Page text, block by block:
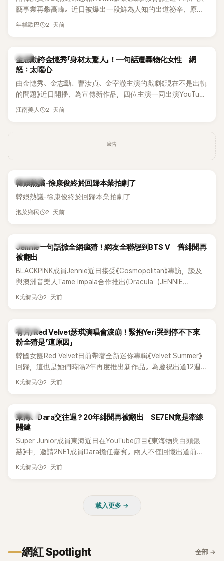
李智惠言語辱罵、動手等爭議，最終團體於 2002 年解散。 團
體解散後，李智惠轉型 solo，靠著綜藝與歌唱實力持續活躍演
藝圈。據悉，她當年能加入 S#arp，也與 李尚敏 的賞識有關。
感情方面，李智惠於 2017 年與圈外男友結婚，婚後育有兩個
目，她經營的 YouTube 頻道也即將突破百萬訂閱，近年內容深
受網友喜愛，再度迎來事業第二春。
藝事業再攀高峰。近日被爆出一段鮮為人知的出道祕辛，原來
他當年差點不是以演員身分出道，而是成為男團偶像的一員。
年糕歐巴 2 天前
韓星
金志勳誇金憓秀「身材太驚人」！一句話遭轟物化女性 網
怒：太噁心
由金憓秀、金志勳、曹汝貞、金宰澈主演的戲劇《現在不是出軌
的問題》近日開播，為宣傳新作品，四位主演一同出演YouTube
節目，不料訪談中的一段發言卻意外掀起爭議。不少網友認
江南美人 2 天前
廣告
熱議討論
韓娛熱議-徐康俊終於回歸本業拍劇了
韓娛熱議-徐康俊終於回歸本業拍劇了
泡菜鄉民 2 天前
K-POP
Jennie一句話掀全網瘋猜！網友全聯想到BTS V 舊緋聞再
被翻出
BLACKPINK成員Jennie近日接受《Cosmopolitan》專訪，談及
與澳洲音樂人Tame Impala合作推出〈Dracula（JENNIE
Remix）〉的幕後故事，沒想到她一句關於「共同朋友」的回答，
K氏鄉民 2 天前
K-POP
有片/Red Velvet瑟琪演唱會淚崩！緊抱Yeri哭到停不下來
粉全猜是「這原因」
韓國女團Red Velvet日前帶著全新迷你專輯《Velvet Summer》
回歸，這也是她們時隔2年再度推出新作品。為慶祝出道12週
年，五位成員也一連舉辦三場粉絲演唱會，與粉絲共同回顧經
K氏鄉民 2 天前
K-POP
東海、Dara交往過？20年緋聞再被翻出 SE7EN竟是牽線
關鍵
Super Junior成員東海近日在YouTube節目《東海物與白頭銀
赫》中，邀請2NE1成員Dara擔任嘉賓。兩人不僅回憶出道前的
青澀往事，也首度聊起當年鬧得沸沸揚揚的緋聞，讓東海忍不
K氏鄉民 2 天前
載入更多 →
網紅 Spotlight 全部 →